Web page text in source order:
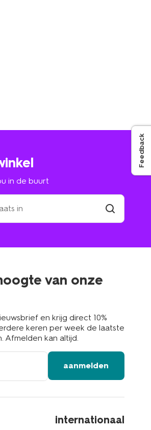
in de buurt
van onze
en krijg direct 10%
keren per week de laatste
Afmelden kan altijd.
aanmelden
internationaal
Feedback